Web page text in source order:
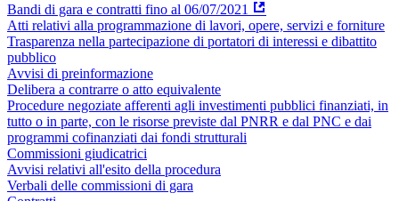
Bandi di gara e contratti fino al 06/07/2021
Atti relativi alla programmazione di lavori, opere, servizi e forniture
Trasparenza nella partecipazione di portatori di interessi e dibattito
pubblico
Avvisi di preinformazione
Delibera a contrarre o atto equivalente
Procedure negoziate afferenti agli investimenti pubblici finanziati, in
tutto o in parte, con le risorse previste dal PNRR e dal PNC e dai
programmi cofinanziati dai fondi strutturali
Commissioni giudicatrici
Avvisi relativi all'esito della procedura
Verbali delle commissioni di gara